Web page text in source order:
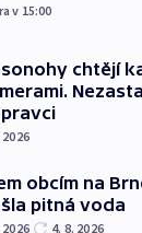
v 15:00
chtějí
2026
obcím na
pitná voda
2026 4. 8. 2026